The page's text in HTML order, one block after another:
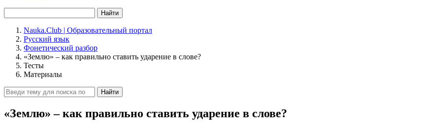
Найти
Nauka.Club | Образовательный портал
Русский язык
Фонетический разбор
«Землю» – как правильно ставить ударение в слове?
Тесты
Материалы
Найти
«Землю» – как правильно ставить ударение в слове?